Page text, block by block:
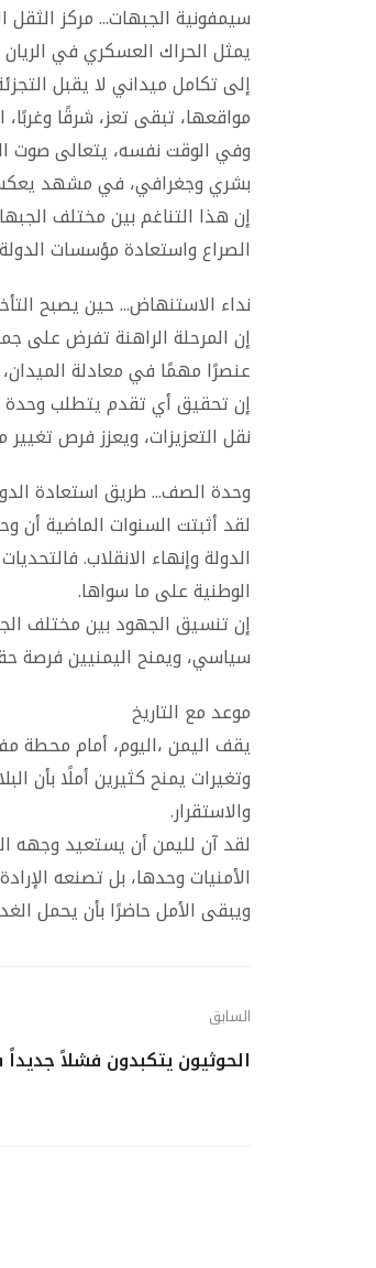
سيمفونية الجبهات... مركز الثقل
يمثل الحراك العسكري في الريان
إلى تكامل ميداني لا يقبل
مواقعها، تبقى تعز، شرقًا
وفي الوقت نفسه، يتعالى صوت
بشري وجغرافي، في مشهد يعكس
إن هذا التناغم بين مختلف
الصراع واستعادة مؤسسات
نداء الاستنهاض... حين يصبح
إن المرحلة الراهنة تفرض على
عنصرًا مهمًا في معادلة
إن تحقيق أي تقدم يتطلب وحدة
نقل التعزيزات، ويعزز فرص
وحدة الصف... طريق استعادة
لقد أثبتت السنوات الماضية
الدولة وإنهاء الانقلاب.
الوطنية على ما سواها.
إن تنسيق الجهود بين مختلف
سياسي، ويمنح اليمنيين فرصة
موعد مع التاريخ
يقف اليمن ،اليوم، أمام محطة
وتغيرات يمنح كثيرين أملًا بأن
والاستقرار.
لقد آن لليمن أن يستعيد وجهه
الأمنيات وحدها، بل تصنعه
ويبقى الأمل حاضرًا بأن يحمل الغد
السابق
الحوثيون يتكبدون فشلاً